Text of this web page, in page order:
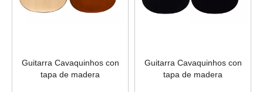
Guitarra Cavaquinhos con
tapa de madera
Guitarra Cavaquinhos con
tapa de madera